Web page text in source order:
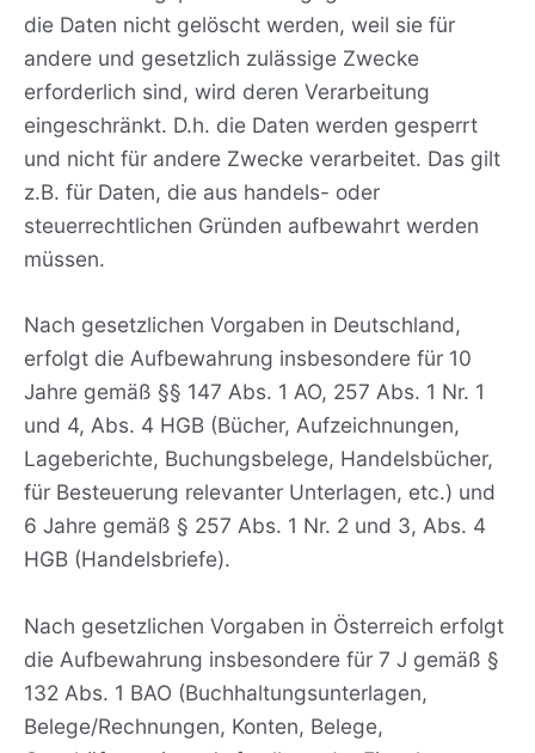
die Daten nicht gelöscht werden, weil sie für
andere und gesetzlich zulässige Zwecke
erforderlich sind, wird deren Verarbeitung
eingeschränkt. D.h. die Daten werden gesperrt
und nicht für andere Zwecke verarbeitet. Das gilt
z.B. für Daten, die aus handels- oder
steuerrechtlichen Gründen aufbewahrt werden
müssen.
Nach gesetzlichen Vorgaben in Deutschland,
erfolgt die Aufbewahrung insbesondere für 10
Jahre gemäß §§ 147 Abs. 1 AO, 257 Abs. 1 Nr. 1
und 4, Abs. 4 HGB (Bücher, Aufzeichnungen,
Lageberichte, Buchungsbelege, Handelsbücher,
für Besteuerung relevanter Unterlagen, etc.) und
6 Jahre gemäß § 257 Abs. 1 Nr. 2 und 3, Abs. 4
HGB (Handelsbriefe).
Nach gesetzlichen Vorgaben in Österreich erfolgt
die Aufbewahrung insbesondere für 7 J gemäß §
132 Abs. 1 BAO (Buchhaltungsunterlagen,
Belege/Rechnungen, Konten, Belege,